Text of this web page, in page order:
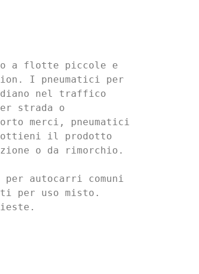
a flotte piccole e
I pneumatici per
nel traffico
strada o
merci, pneumatici
ottieni il prodotto
o da rimorchio.
autocarri comuni
per uso misto.